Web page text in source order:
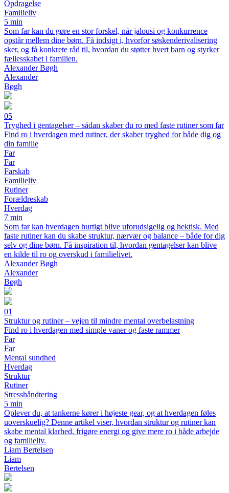
Opdragelse
Familieliv
5 min
Som far kan du gøre en stor forskel, når jalousi og konkurrence
opstår mellem dine børn. Få indsigt i, hvorfor søskenderivalisering
sker, og få konkrete råd til, hvordan du støtter hvert barn og styrker
fællesskabet i familien.
Alexander Bøgh
Alexander
Bøgh
05
Tryghed i gentagelser – sådan skaber du ro med faste rutiner som far
Find ro i hverdagen med rutiner, der skaber tryghed for både dig og
din familie
Far
Far
Farskab
Familieliv
Rutiner
Forældreskab
Hverdag
7 min
Som far kan hverdagen hurtigt blive uforudsigelig og hektisk. Med
faste rutiner kan du skabe struktur, nærvær og balance – både for dig
selv og dine børn. Få inspiration til, hvordan gentagelser kan blive
en kilde til ro og overskud i familielivet.
Alexander Bøgh
Alexander
Bøgh
01
Struktur og rutiner – vejen til mindre mental overbelastning
Find ro i hverdagen med simple vaner og faste rammer
Far
Far
Mental sundhed
Hverdag
Struktur
Rutiner
Stresshåndtering
5 min
Oplever du, at tankerne kører i højeste gear, og at hverdagen føles
uoverskuelig? Denne artikel viser, hvordan struktur og rutiner kan
skabe mental klarhed, frigøre energi og give mere ro i både arbejde
og familieliv.
Liam Bertelsen
Liam
Bertelsen